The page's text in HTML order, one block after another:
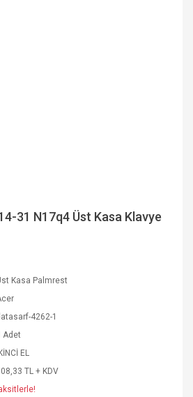
31 N17q4 Üst Kasa Klavye
Kasa Palmrest
4262-1
Adet
EL
TL + KDV